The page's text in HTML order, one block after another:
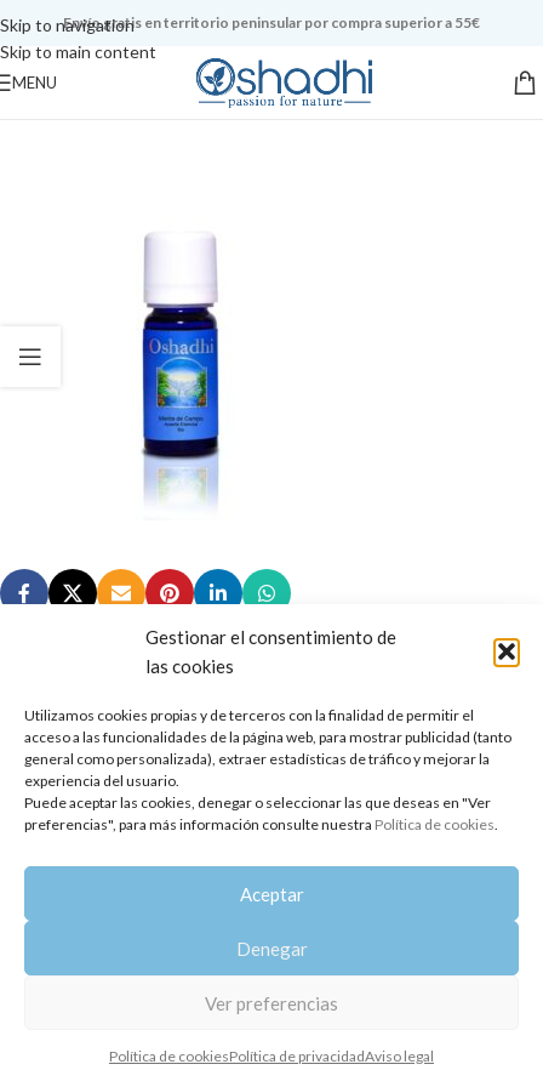
Gestionar el consentimiento de
las cookies
Utilizamos cookies propias y de terceros con la finalidad de permitir el
acceso a las funcionalidades de la página web, para mostrar publicidad (tanto
general como personalizada), extraer estadísticas de tráfico y mejorar la
experiencia del usuario.
Puede aceptar las cookies, denegar o seleccionar las que deseas en "Ver
preferencias", para más información consulte nuestra Política de cookies.
Aceptar
Denegar
Ver preferencias
Política de cookiesPolítica de privacidadAviso legal
Skip to navigation
Skip to main content
Envío gratis en territorio peninsular por compra superior a 55€
MENU
Copyright 2014-2025 Oshadhi España
Todos los derechos reservados.
Política de privacidad | Aviso legal | Política de cookies